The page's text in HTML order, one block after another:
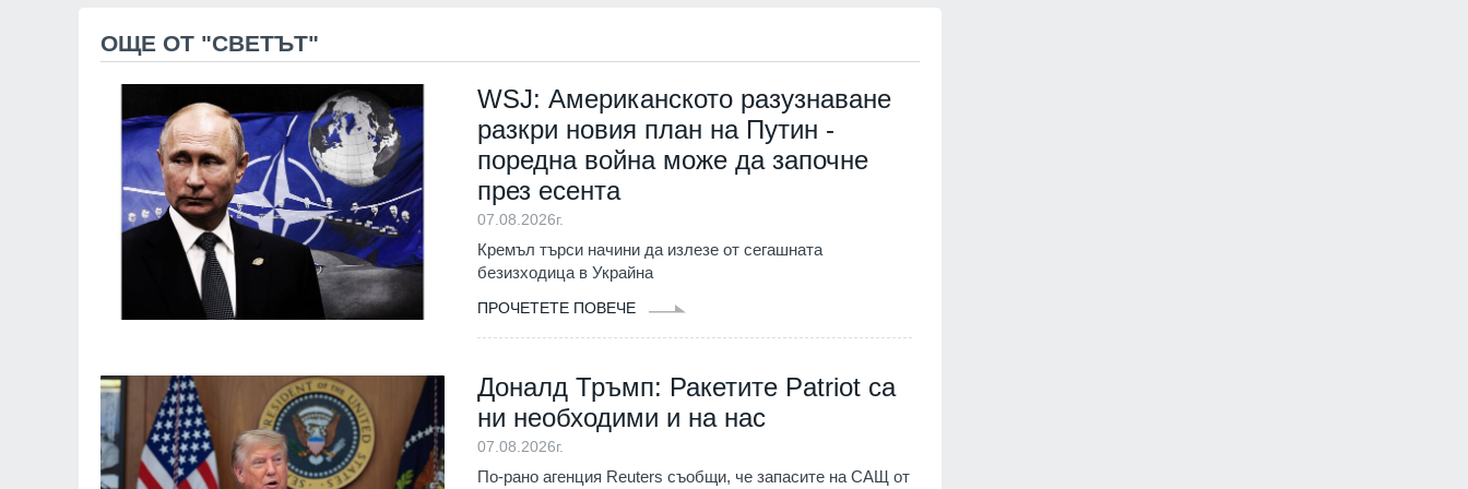
ОЩЕ ОТ "СВЕТЪТ"
WSJ: Американското разузнаване
разкри новия план на Путин -
поредна война може да започне
през есента
07.08.2026г.
Кремъл търси начини да излезе от сегашната
безизходица в Украйна
ПРОЧЕТЕТЕ ПОВЕЧЕ
Доналд Тръмп: Ракетите Patriot са
ни необходими и на нас
07.08.2026г.
По-рано агенция Reuters съобщи, че запасите на САЩ от